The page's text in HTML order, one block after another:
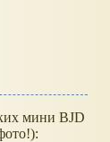
мини BJD